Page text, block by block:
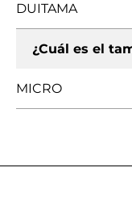
DUITAMA
¿Cuál es el
MICRO